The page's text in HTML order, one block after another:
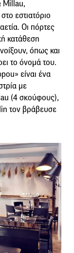
Millau,
εστιατόριο
Οι πόρτες
κατάθεση
όπως και
το όνομά του.
είναι ένα
με
(4 σκούφους),
τον βράβευσε